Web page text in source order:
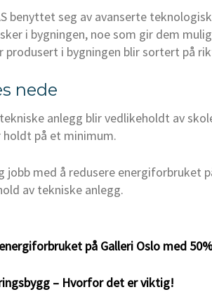
benyttet seg av avanserte
i bygningen, noe som gir dem
i bygningen blir sortert på
nede
anlegg blir vedlikeholdt av
på et minimum.
med å redusere energiforbruket
av tekniske anlegg.
på Galleri Oslo med
– Hvorfor det er viktig!